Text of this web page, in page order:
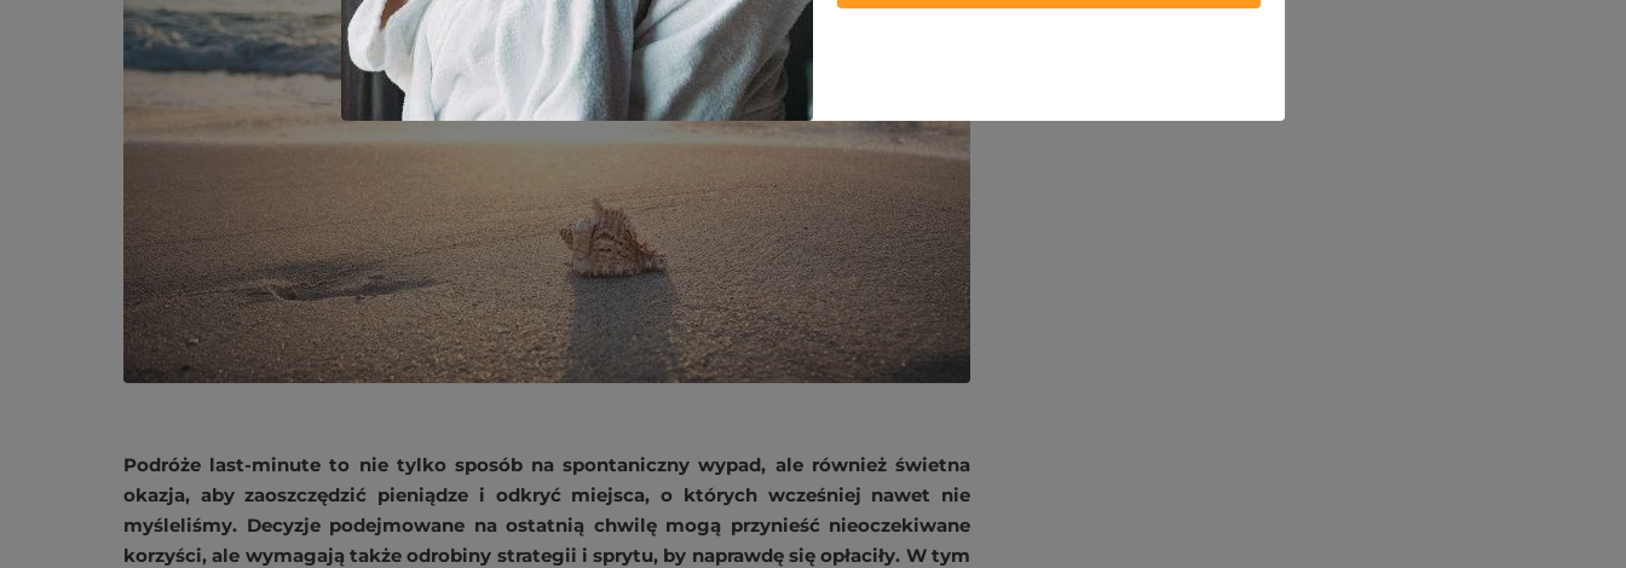
Podróże last-minute to nie tylko sposób na spontaniczny wypad, ale również świetna
okazja, aby zaoszczędzić pieniądze i odkryć miejsca, o których wcześniej nawet nie
myśleliśmy. Decyzje podejmowane na ostatnią chwilę mogą przynieść nieoczekiwane
korzyści, ale wymagają także odrobiny strategii i sprytu, by naprawdę się opłaciły. W tym